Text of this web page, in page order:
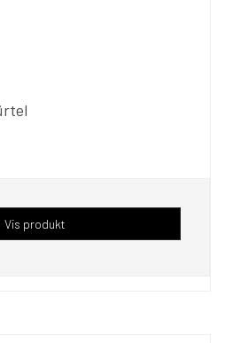
Vis produkt